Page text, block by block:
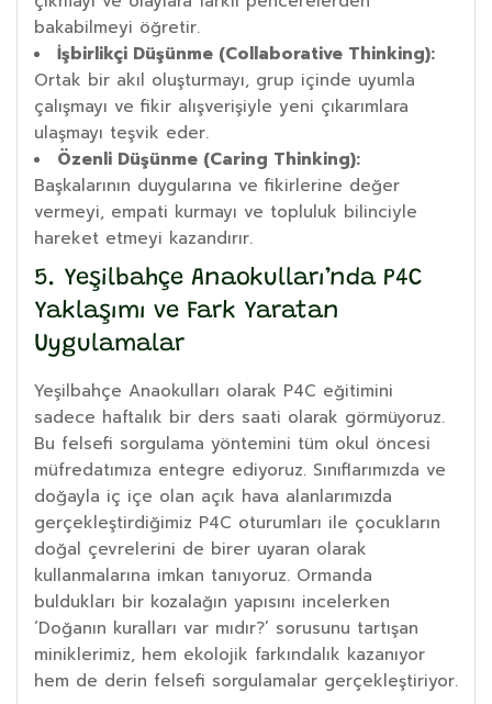
bakabilmeyi öğretir.
İşbirlikçi Düşünme (Collaborative Thinking):
Ortak bir akıl oluşturmayı, grup içinde uyumla
çalışmayı ve fikir alışverişiyle yeni çıkarımlara
ulaşmayı teşvik eder.
Özenli Düşünme (Caring Thinking):
Başkalarının duygularına ve fikirlerine değer
vermeyi, empati kurmayı ve topluluk bilinciyle
hareket etmeyi kazandırır.
5. Yeşilbahçe Anaokulları’nda P4C
Yaklaşımı ve Fark Yaratan
Uygulamalar
Yeşilbahçe Anaokulları olarak P4C eğitimini
sadece haftalık bir ders saati olarak görmüyoruz.
Bu felsefi sorgulama yöntemini tüm okul öncesi
müfredatımıza entegre ediyoruz. Sınıflarımızda ve
doğayla iç içe olan açık hava alanlarımızda
gerçekleştirdiğimiz P4C oturumları ile çocukların
doğal çevrelerini de birer uyaran olarak
kullanmalarına imkan tanıyoruz. Ormanda
buldukları bir kozalağın yapısını incelerken
‘Doğanın kuralları var mıdır?’ sorusunu tartışan
miniklerimiz, hem ekolojik farkındalık kazanıyor
hem de derin felsefi sorgulamalar gerçekleştiriyor.